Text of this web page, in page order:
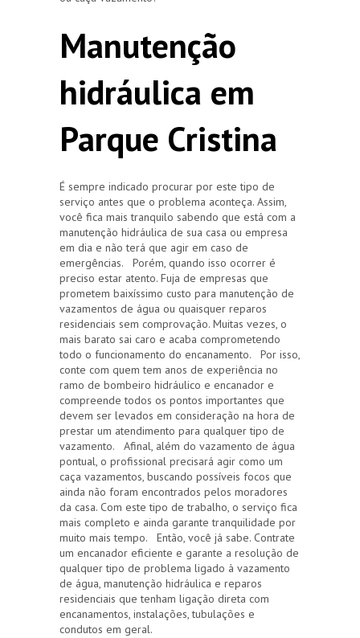
Manutenção
hidráulica em
Parque Cristina
É sempre indicado procurar por este tipo de
serviço antes que o problema aconteça. Assim,
você fica mais tranquilo sabendo que está com a
manutenção hidráulica de sua casa ou empresa
em dia e não terá que agir em caso de
emergências. Porém, quando isso ocorrer é
preciso estar atento. Fuja de empresas que
prometem baixíssimo custo para manutenção de
vazamentos de água ou quaisquer reparos
residenciais sem comprovação. Muitas vezes, o
mais barato sai caro e acaba comprometendo
todo o funcionamento do encanamento. Por isso,
conte com quem tem anos de experiência no
ramo de bombeiro hidráulico e encanador e
compreende todos os pontos importantes que
devem ser levados em consideração na hora de
prestar um atendimento para qualquer tipo de
vazamento. Afinal, além do vazamento de água
pontual, o profissional precisará agir como um
caça vazamentos, buscando possíveis focos que
ainda não foram encontrados pelos moradores
da casa. Com este tipo de trabalho, o serviço fica
mais completo e ainda garante tranquilidade por
muito mais tempo. Então, você já sabe. Contrate
um encanador eficiente e garante a resolução de
qualquer tipo de problema ligado à vazamento
de água, manutenção hidráulica e reparos
residenciais que tenham ligação direta com
encanamentos, instalações, tubulações e
condutos em geral.